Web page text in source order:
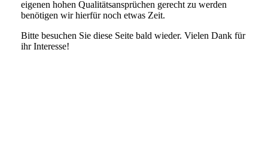
eigenen hohen Qualitätsansprüchen gerecht zu werden
benötigen wir hierfür noch etwas Zeit.
Bitte besuchen Sie diese Seite bald wieder. Vielen Dank für
ihr Interesse!